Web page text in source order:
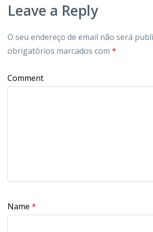
Leave a Reply
O seu endereço de email não será
obrigatórios marcados com *
Comment
Name *